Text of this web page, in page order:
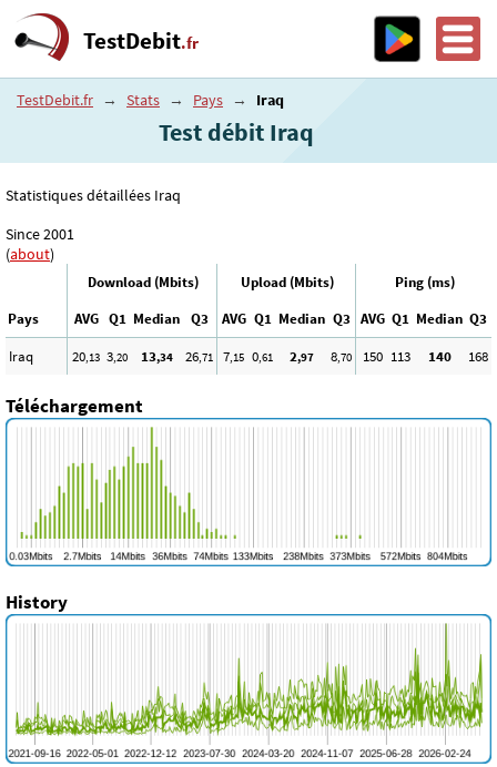
TestDebit.fr
TestDebit.fr → Stats → Pays → Iraq
Test débit Iraq
Statistiques détaillées Iraq
Since 2001
(about)
Download (Mbits) Upload (Mbits)
Ping (ms)
Pays
AVG Q1 Median Q3 AVG Q1 Median Q3 AVG Q1 Median Q3
Iraq
20,13 3,20 13,34 26,71 7,15 0,61 2,97 8,70 150 113 140 168
Téléchargement
History